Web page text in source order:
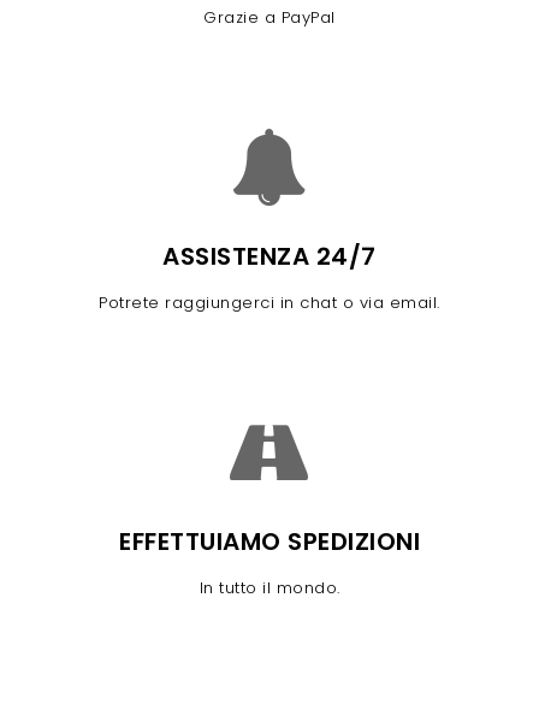
Grazie a PayPal
ASSISTENZA 24/7
Potrete raggiungerci in chat o via email.
EFFETTUIAMO SPEDIZIONI
In tutto il mondo.